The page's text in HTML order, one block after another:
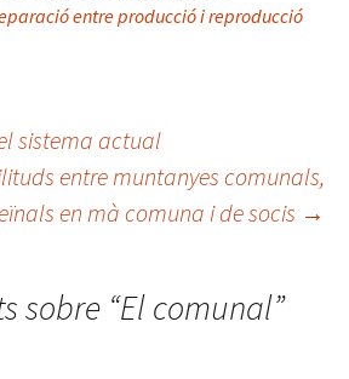
entre producció i reproducció
sistema actual
entre muntanyes comunals,
en mà comuna i de socis →
sobre “El comunal”